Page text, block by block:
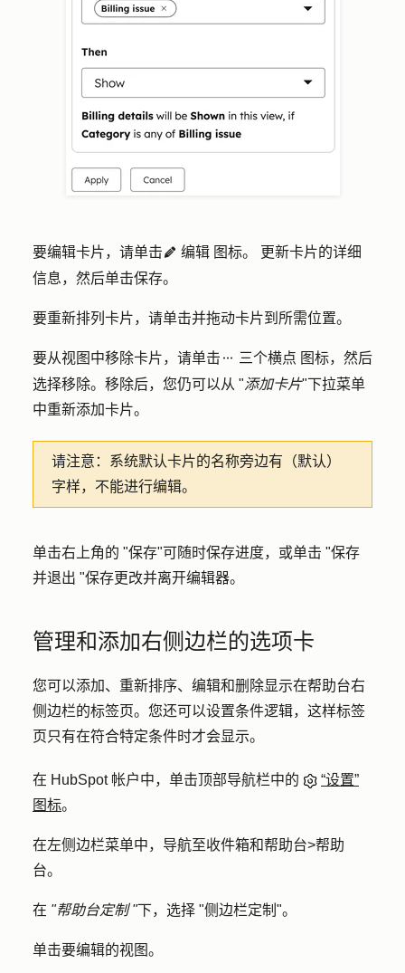
要编辑卡片，请单击edit 编辑 图标。
更新卡片的详细
信息，然后单击保存。
要重新排列卡片，请单击并拖动卡片到所需位置。
要从视图中移除卡片，请单击 ellipses 三个横点 图标，然后
选择移除。移除后，您仍可以从 "添加卡片"下拉菜单
中重新添加卡片。
请注意： 系统默认卡片的名称旁边有（默认）
字样，不能进行编辑。
单击右上角的 "保存"可随时保存进度，或单击 "保存
并退出 "保存更改并离开编辑器。
管理和添加右侧边栏的选项卡
您可以添加、重新排序、编辑和删除显示在帮助台右
侧边栏的标签页。您还可以设置条件逻辑，这样标签
页只有在符合特定条件时才会显示。
在 HubSpot 帐户中，单击顶部导航栏中的
“设置”
图标。
在左侧边栏菜单中，导航至收件箱和帮助台>帮助
台。
在 "帮助台定制 "下，选择 "侧边栏定制"。
单击要编辑的视图。